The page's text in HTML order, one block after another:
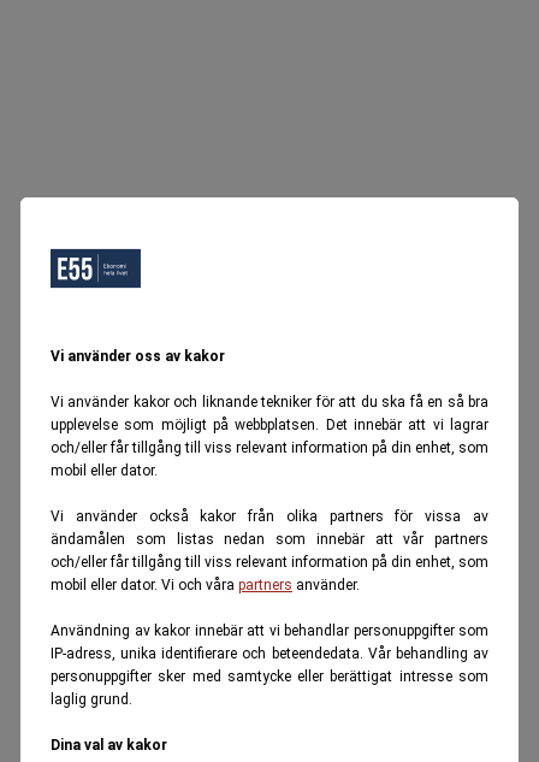
Vi använder oss av kakor
Vi använder kakor och liknande tekniker för att du ska få en så bra
upplevelse som möjligt på webbplatsen. Det innebär att vi lagrar
och/eller får tillgång till viss relevant information på din enhet, som
mobil eller dator.
Vi använder också kakor från olika partners för vissa av
ändamålen som listas nedan som innebär att vår partners
och/eller får tillgång till viss relevant information på din enhet, som
mobil eller dator. Vi och våra partners använder.
Användning av kakor innebär att vi behandlar personuppgifter som
IP-adress, unika identifierare och beteendedata. Vår behandling av
personuppgifter sker med samtycke eller berättigat intresse som
laglig grund.
Dina val av kakor